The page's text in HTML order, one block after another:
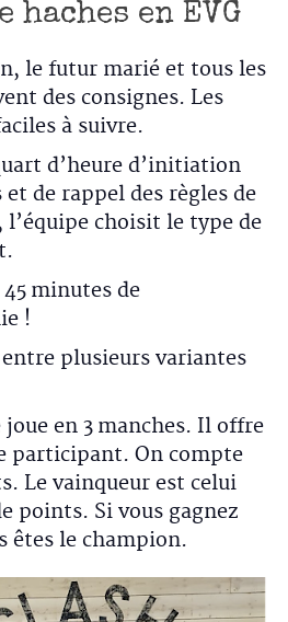
haches en EVG
le futur marié et tous les
des consignes. Les
à suivre.
d’heure d’initiation
de rappel des règles de
choisit le type de
minutes de
!
plusieurs variantes
joue en 3 manches. Il offre
participant. On compte
Le vainqueur est celui
points. Si vous gagnez
êtes le champion.